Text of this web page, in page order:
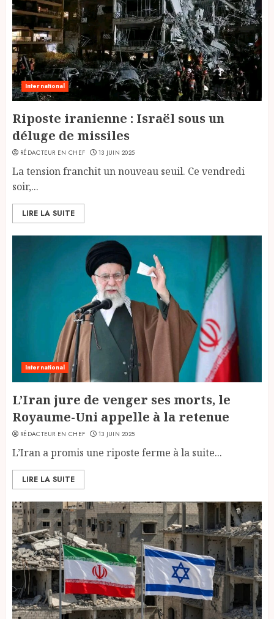
International
Riposte iranienne : Israël sous un
déluge de missiles
RÉDACTEUR EN CHEF 13 JUIN 2025
La tension franchit un nouveau seuil. Ce vendredi
soir,...
LIRE LA SUITE
International
L’Iran jure de venger ses morts, le
Royaume-Uni appelle à la retenue
RÉDACTEUR EN CHEF 13 JUIN 2025
L’Iran a promis une riposte ferme à la suite...
LIRE LA SUITE